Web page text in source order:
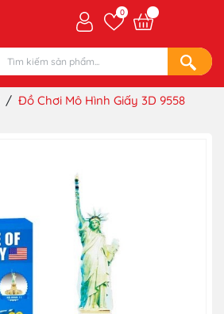
0
/ Đồ Chơi Mô Hình Giấy 3D 9558